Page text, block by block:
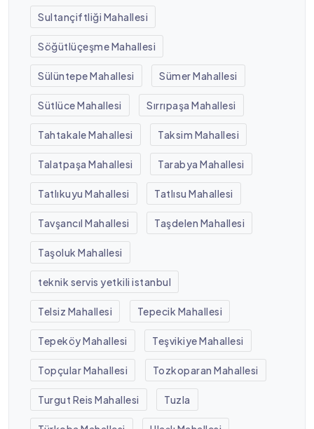
Sultançiftliği Mahallesi
Söğütlüçeşme Mahallesi
Sülüntepe Mahallesi Sümer Mahallesi
Sütlüce Mahallesi Sırrıpaşa Mahallesi
Tahtakale Mahallesi Taksim Mahallesi
Talatpaşa Mahallesi Tarabya Mahallesi
Tatlıkuyu Mahallesi Tatlısu Mahallesi
Tavşancıl Mahallesi Taşdelen Mahallesi
Taşoluk Mahallesi
teknik servis yetkili istanbul
Telsiz Mahallesi Tepecik Mahallesi
Tepeköy Mahallesi Teşvikiye Mahallesi
Topçular Mahallesi Tozkoparan Mahallesi
Turgut Reis Mahallesi Tuzla